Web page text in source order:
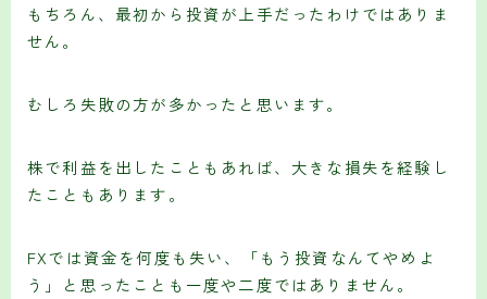
もちろん、最初から投資が上手だったわけではありま
せん。
むしろ失敗の方が多かったと思います。
株で利益を出したこともあれば、大きな損失を経験し
たこともあります。
FXでは資金を何度も失い、「もう投資なんてやめよ
う」と思ったことも一度や二度ではありません。